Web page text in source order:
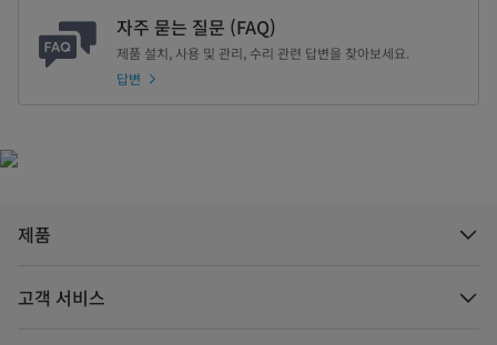
자주 묻는 질문 (FAQ)
제품 설치, 사용 및 관리, 수리 관련 답변을 찾아보세요.
답변
제품
고객 서비스